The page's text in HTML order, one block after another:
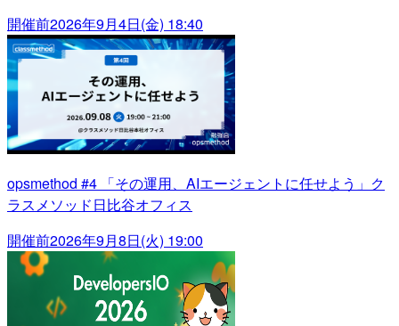
開催前2026年9月4日(金) 18:40
opsmethod #4 「その運用、AIエージェントに任せよう」ク
ラスメソッド日比谷オフィス
開催前2026年9月8日(火) 19:00